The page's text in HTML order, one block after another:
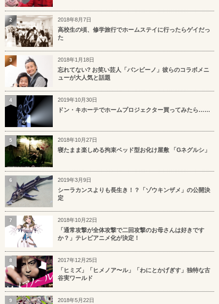
2018年8月7日
高校生の頃、修学旅行でホームステイに行ったらゲイだっ
た
2
2018年1月18日
忘れてない? お笑い芸人「バンビーノ」彼らのコラボメニ
ューが大人気と話題
3
2019年10月30日
ドン・キホーテでホームプロジェクター買ってみたら……
4
2018年10月27日
寝たまま楽しめる拘束ベッド型お化け屋敷 「Gネグルシ」
5
2019年3月9日
シーラカンスよりも長生き！？「ゾウキンザメ」の公開決
定
6
2018年10月22日
「通常攻撃が全体攻撃で二回攻撃のお母さんは好きです
か？」テレビアニメ化が決定！
7
2017年12月25日
「ヒミズ」「ヒメノア〜ル」「わにとかげぎす」独特な古
谷実ワールド
8
2018年5月22日
9